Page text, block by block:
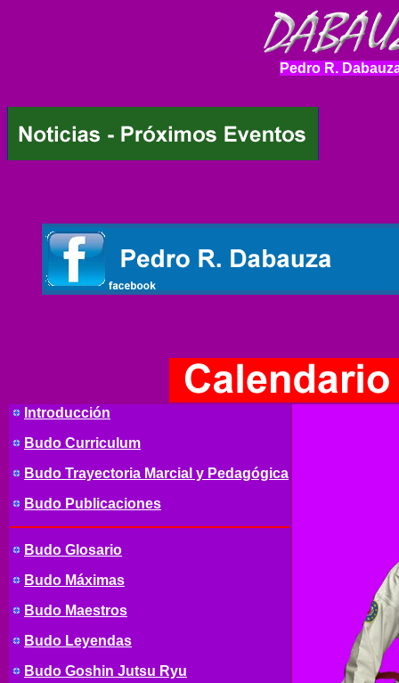
Pedro R.
Introducción
Budo Curriculum
Budo Trayectoria Marcial y Pedagógica
Budo Publicaciones
Budo Glosario
Budo Máximas
Budo Maestros
Budo Leyendas
Budo Goshin Jutsu Ryu